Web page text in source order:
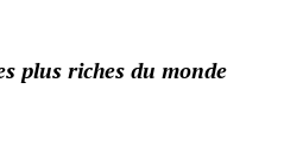
plus riches du monde